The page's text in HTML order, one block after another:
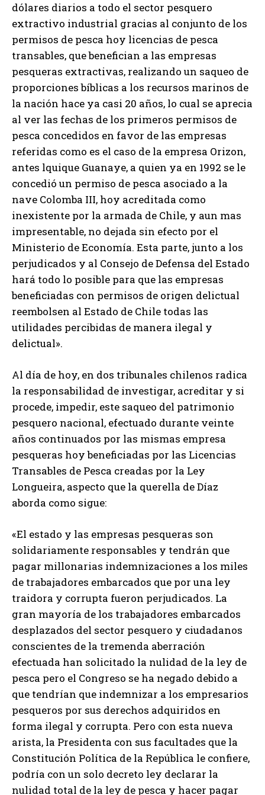
dólares diarios a todo el sector pesquero
extractivo industrial gracias al conjunto de los
permisos de pesca hoy licencias de pesca
transables, que benefician a las empresas
pesqueras extractivas, realizando un saqueo de
proporciones bíblicas a los recursos marinos de
la nación hace ya casi 20 años, lo cual se aprecia
al ver las fechas de los primeros permisos de
pesca concedidos en favor de las empresas
referidas como es el caso de la empresa Orizon,
antes lquique Guanaye, a quien ya en 1992 se le
concedió un permiso de pesca asociado a la
nave Colomba III, hoy acreditada como
inexistente por la armada de Chile, y aun mas
impresentable, no dejada sin efecto por el
Ministerio de Economía. Esta parte, junto a los
perjudicados y al Consejo de Defensa del Estado
hará todo lo posible para que las empresas
beneficiadas con permisos de origen delictual
reembolsen al Estado de Chile todas las
utilidades percibidas de manera ilegal y
delictual».
Al día de hoy, en dos tribunales chilenos radica
la responsabilidad de investigar, acreditar y si
procede, impedir, este saqueo del patrimonio
pesquero nacional, efectuado durante veinte
años continuados por las mismas empresa
pesqueras hoy beneficiadas por las Licencias
Transables de Pesca creadas por la Ley
Longueira, aspecto que la querella de Díaz
aborda como sigue:
«El estado y las empresas pesqueras son
solidariamente responsables y tendrán que
pagar millonarias indemnizaciones a los miles
de trabajadores embarcados que por una ley
traidora y corrupta fueron perjudicados. La
gran mayoría de los trabajadores embarcados
desplazados del sector pesquero y ciudadanos
conscientes de la tremenda aberración
efectuada han solicitado la nulidad de la ley de
pesca pero el Congreso se ha negado debido a
que tendrían que indemnizar a los empresarios
pesqueros por sus derechos adquiridos en
forma ilegal y corrupta. Pero con esta nueva
arista, la Presidenta con sus facultades que la
Constitución Política de la República le confiere,
podría con un solo decreto ley declarar la
nulidad total de la ley de pesca y hacer pagar